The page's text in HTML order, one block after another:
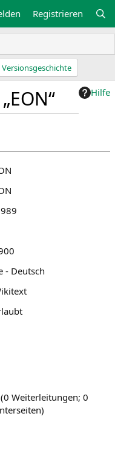
Registrieren
Versionsgeschichte
Hilfe
- Deutsch
Weiterleitungen; 0